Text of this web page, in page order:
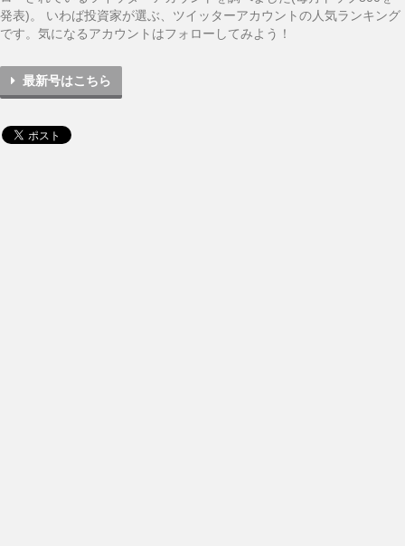
g
発表)。 いわば投資家が選ぶ、ツイッターアカウントの人気ランキング
です。気になるアカウントはフォローしてみよう！
最新号はこちら